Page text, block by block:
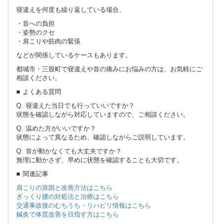
寝違えを何度も繰り返している場合、
・首への負担
・姿勢のクセ
・肩こりや筋肉の緊張
などが関係しているケースもあります。
都城市・三股町で寝違えや首の痛みにお悩みの方は、お気軽にご
相談ください。
■ よくある質問
Q. 寝違えた当日でも行っていいですか？
状態を確認しながら対応していますので、ご相談ください。
Q. 温めた方がいいですか？
状態によって異なるため、確認しながらご説明しています。
Q. 首が動かなくても大丈夫ですか？
無理に動かさず、早めに状態を確認することも大切です。
■ 関連記事
肩こりの原因と改善方法はこちら
ぎっくり腰の対処法と治療はこちら
交通事故後のむちうち・リハビリ情報はこちら
鍼灸で体質改善を目指す方はこちら